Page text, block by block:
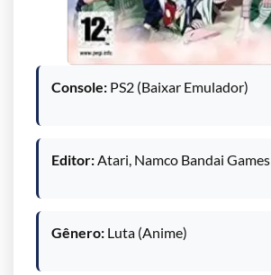
Console: PS2 (Baixar Emulador)
Editor:Atari, Namco Bandai Games
Gênero: Luta (Anime)